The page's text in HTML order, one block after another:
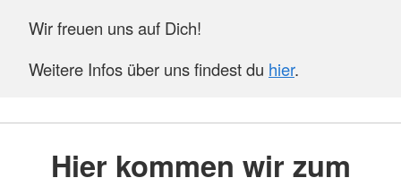
Wir freuen uns auf Dich!
Weitere Infos über uns findest du hier.
Hier kommen wir zum